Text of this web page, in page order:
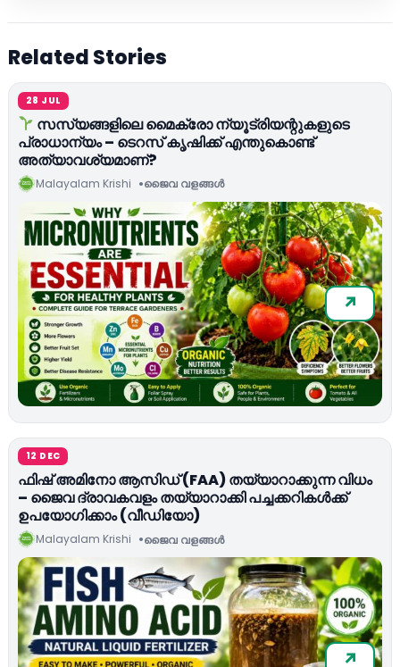
Related Stories
28 JUL
സസ്യങ്ങളിലെ മൈക്രോ ന്യൂട്രിയന്റുകളുടെ
പ്രാധാന്യം – ടെറസ് കൃഷിക്ക് എന്തുകൊണ്ട്
അത്യാവശ്യമാണ്?
Malayalam Krishi ജൈവ വളങ്ങള്‍
12 DEC
ഫിഷ് അമിനോ ആസിഡ് (FAA) തയ്യാറാക്കുന്ന വിധം
– ജൈവ ദ്രാവകവളം തയ്യാറാക്കി പച്ചക്കറികൾക്ക്
ഉപയോഗിക്കാം (വീഡിയോ)
Malayalam Krishi ജൈവ വളങ്ങള്‍